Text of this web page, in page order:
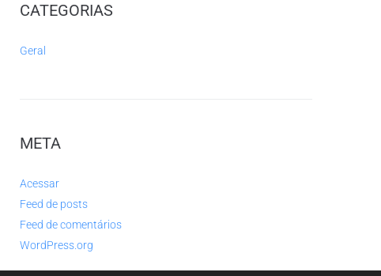
CATEGORIAS
Geral
META
Acessar
Feed de posts
Feed de comentários
WordPress.org